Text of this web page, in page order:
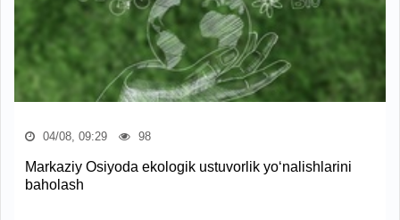
04/08, 09:29 98
Markaziy Osiyoda ekologik ustuvorlik yo‘nalishlarini
baholash